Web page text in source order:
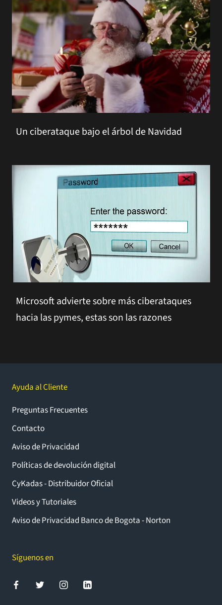
Un ciberataque bajo el árbol de Navidad
Microsoft advierte sobre más ciberataques
hacia las pymes, estas son las razones
Ayuda al Cliente
Preguntas Frecuentes
Contacto
Aviso de Privacidad
Políticas de devolución digital
CyKadas - Distribuidor Oficial
Videos y Tutoriales
Aviso de Privacidad Banco de Bogota - Norton
Síguenos en